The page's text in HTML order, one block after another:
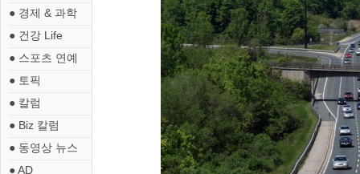
● 경제 & 과학
● 건강 Life
● 스포츠 연예
● 토픽
● 칼럼
● Biz 칼럼
● 동영상 뉴스
● AD